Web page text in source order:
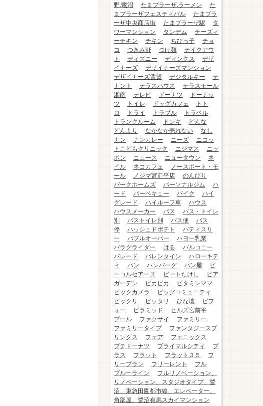
野.鷺沼
たまプラーザ.ラーメン
た
まプラーザフェスティバル
たまプラ
ーザ中央商店街
たまプラーザ駅
タ
ワーマンション
タンデム
チーズィ
ーチキン
チキン ちびっ子
チョ
コ
つきみ野 つけ麺
テイクアウ
ト
ディズニー ディンクス
デザ
イナーズ
デザイナーズマンション
デザイナーズ賃貸
デジタルキー
テ
ナント
テラスハウス
テラスモール
湘南
テレビ ドーナツ
ドーナッ
ツ
トイレ ドッグカフェ
トト
ロ
トライ トラブル
トラベル
トランクルーム
ドンキ
どんな
どんより
なかなか売れない
なし
ナン
ナンカレー ニーズ
ニコッ
トこどもクリニック
ニジマス
ニッ
ポン
ニュース ニュータウン
ネ
イル
ネコカフェ
ノースポート・モ
ール
ノジマ宮前平店
のんびり
パークホームズ
パーソナルジム
ハ
ード
バーベキュー バイク
ハイ
グレード
ハイルーフ車
ハウス
ハウスメーカー
バス
バス・トイレ
別
バストイレ別 バス便
バス
停
ハッシュドポテト
パティスリ
ー
バブルオーバー
ハヨー乳業
パラグライダー
はる
バルコニー
パレード
バレンタイン
ハローキテ
ィ
パン ハンバーグ パン屋
ビ
ーコルセアーズ
ビートたけし
ビア
ガーデン
ピカピカ
ビタミンママ
ビックカメラ
ビッグコミュニティ
ビックリ
ピッタリ ひな壇
ビフ
ォー
ピラミッド
ヒルズ宮前平
プール
ファクサイ
ファミリー
ファミリータイプ
ファンタジースプ
リングス
フェア
フェニックス
プチドーナツ
プライマルシティ
プ
ラス
フラット フラット３５
フ
リープラン
フリーレント
フル
ブルーライン
フルリノベーション、
リノベーション、スタジオタイプ、鷺
沼、東急田園都市線、エレベーター、
角部屋、鷺沼有馬スカイマンション